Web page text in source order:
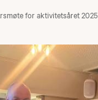
for aktivitetsåret 2025